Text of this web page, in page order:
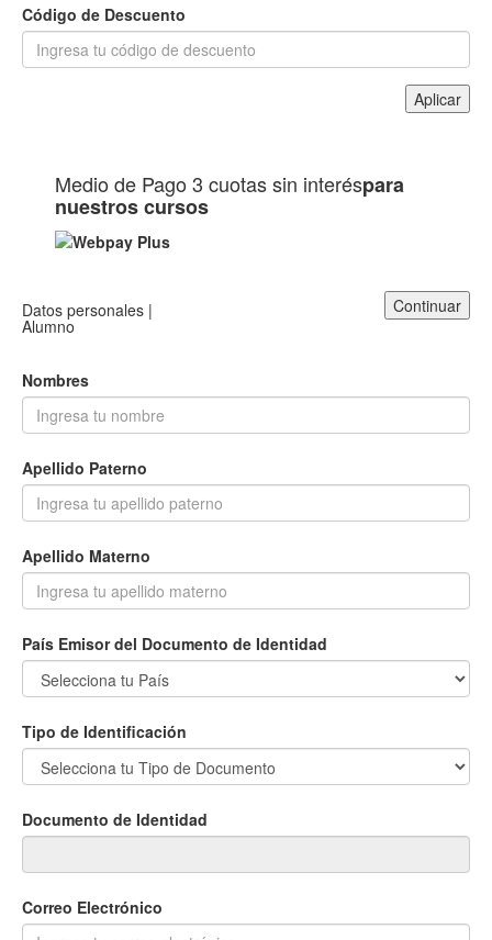
Código de Descuento
Aplicar
Medio de Pago 3 cuotas sin interéspara
nuestros cursos
Continuar
Datos personales |
Alumno
Nombres
Apellido Paterno
Apellido Materno
País Emisor del Documento de Identidad
Tipo de Identificación
Documento de Identidad
Correo Electrónico